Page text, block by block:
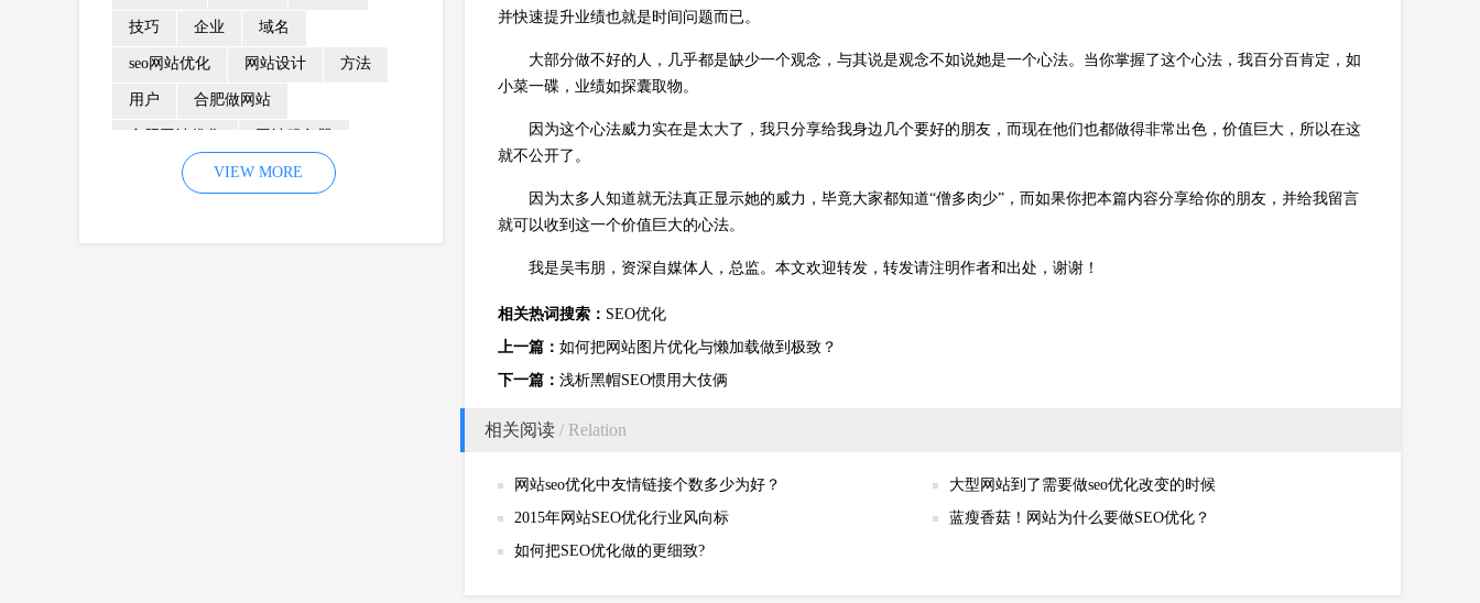
技巧 企业 域名
seo网站优化 网站设计 方法
用户 合肥做网站
优化 网站降权
企业网站建设 效果 页面
VIEW MORE
并快速提升业绩也就是时间问题而已。
大部分做不好的人，几乎都是缺少一个观念，与其说是观念不如说她是一个心法。当你掌握了这个心法，我百分百肯定，如
小菜一碟，业绩如探囊取物。
因为这个心法威力实在是太大了，我只分享给我身边几个要好的朋友，而现在他们也都做得非常出色，价值巨大，所以在这
就不公开了。
因为太多人知道就无法真正显示她的威力，毕竟大家都知道“僧多肉少”，而如果你把本篇内容分享给你的朋友，并给我留言
就可以收到这一个价值巨大的心法。
我是吴韦朋，资深自媒体人，总监。本文欢迎转发，转发请注明作者和出处，谢谢！
相关热词搜索： SEO优化
上一篇： 如何把网站图片优化与懒加载做到极致？
下一篇： 浅析黑帽SEO惯用大伎俩
相关阅读 / Relation
网站seo优化中友情链接个数多少为好？
大型网站到了需要做seo优化改变的时候
2015年网站SEO优化行业风向标
蓝瘦香菇！网站为什么要做SEO优化？
如何把SEO优化做的更细致?